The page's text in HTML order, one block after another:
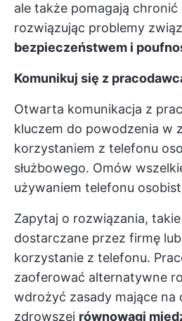
ale także pomagają
rozwiązując problemy
bezpieczeństwem i
Komunikuj się z
Otwarta komunikacja z
kluczem do powodzenia w
korzystaniem z telefonu
służbowego. Omów
używaniem telefonu
Zapytaj o rozwiązania,
dostarczane przez firmę
korzystanie z telefonu.
zaoferować alternatywne
wdrożyć zasady mające na
zdrowszej równowagi